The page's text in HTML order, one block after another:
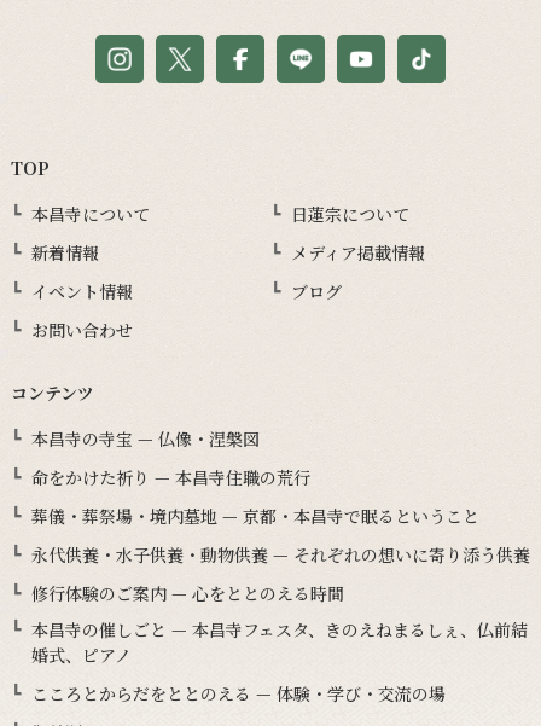
TOP
本昌寺について
日蓮宗について
新着情報
メディア掲載情報
イベント情報
ブログ
お問い合わせ
コンテンツ
本昌寺の寺宝 — 仏像・涅槃図
命をかけた祈り — 本昌寺住職の荒行
葬儀・葬祭場・境内墓地 — 京都・本昌寺で眠るということ
永代供養・水子供養・動物供養 — それぞれの想いに寄り添う供養
修行体験のご案内 — 心をととのえる時間
本昌寺の催しごと — 本昌寺フェスタ、きのえねまるしぇ、仏前結
婚式、ピアノ
こころとからだをととのえる — 体験・学び・交流の場